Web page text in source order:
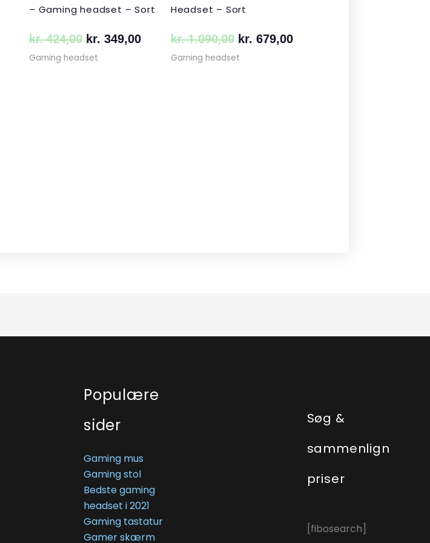
– Gaming headset – Sort
kr.424,00 kr. 349,00
Gaming headset
Headset – Sort
kr.1.090,00 kr. 679,00
Gaming headset
Populære
sider
Gaming mus
Gaming stol
Bedste gaming
headset i 2021
Gaming tastatur
Gamer skærm
Søg &
sammenlign
priser
[fibosearch]